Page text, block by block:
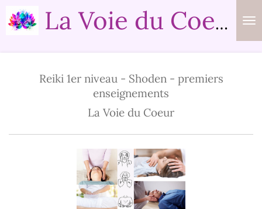
Passer
au
La Voie du Coeur
Reiki 1er niveau - Shoden - premiers
enseignements
La Voie du Coeur